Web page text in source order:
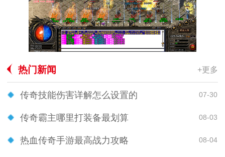
热门新闻 +更多
传奇技能伤害详解怎么设置的 07-30
传奇霸主哪里打装备最划算 08-03
热血传奇手游最高战力攻略 08-04